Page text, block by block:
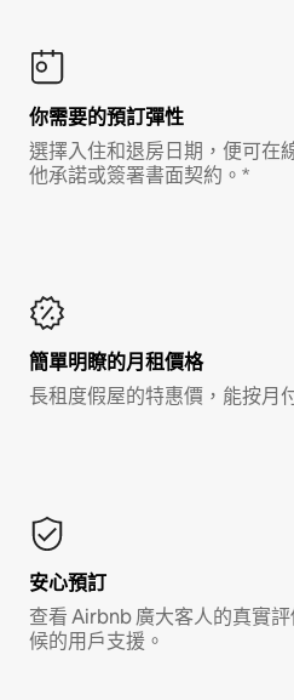
你需要的預訂彈性
選擇入住和退房日期，便可在
他承諾或簽署書面契約。*
簡單明瞭的月租價格
長租度假屋的特惠價，能按月
安心預訂
查看 Airbnb 廣大客人的真實
候的用戶支援。